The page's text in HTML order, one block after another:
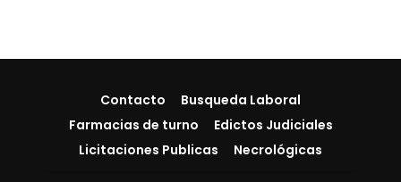
Contacto
Busqueda Laboral
Farmacias de turno
Edictos Judiciales
Licitaciones Publicas
Necrológicas